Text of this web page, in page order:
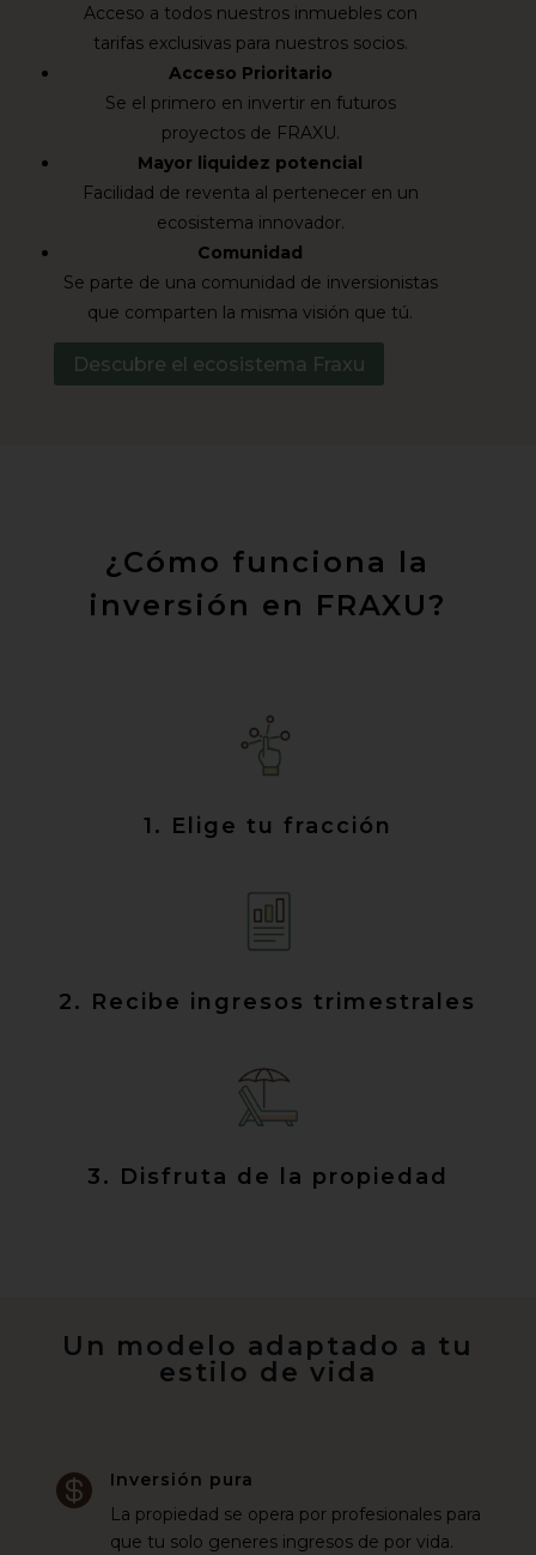
Acceso a todos nuestros inmuebles con
tarifas exclusivas para nuestros socios.
Acceso Prioritario
Se el primero en invertir en futuros
proyectos de FRAXU.
Mayor liquidez potencial
Facilidad de reventa al pertenecer en un
ecosistema innovador.
Comunidad
Se parte de una comunidad de inversionistas
que comparten la misma visión que tú.
Descubre el ecosistema Fraxu
¿Cómo funciona la
inversión en FRAXU?
1. Elige tu fracción
2. Recibe ingresos trimestrales
3. Disfruta de la propiedad
Un modelo adaptado a tu
estilo de vida

Inversión pura
La propiedad se opera por profesionales para
que tu solo generes ingresos de por vida.